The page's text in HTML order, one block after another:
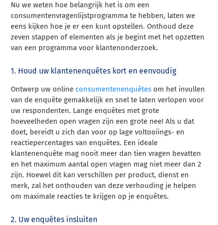
Nu we weten hoe belangrijk het is om een
consumentenvragenlijstprogramma te hebben, laten we
eens kijken hoe je er een kunt opstellen. Onthoud deze
zeven stappen of elementen als je begint met het opzetten
van een programma voor klantenonderzoek.
1. Houd uw klantenenquêtes kort en eenvoudig
Ontwerp uw online consumentenenquêtes om het invullen
van de enquête gemakkelijk en snel te laten verlopen voor
uw respondenten. Lange enquêtes met grote
hoeveelheden open vragen zijn een grote nee! Als u dat
doet, bereidt u zich dan voor op lage voltooiings- en
reactiepercentages van enquêtes. Een ideale
klantenenquête mag nooit meer dan tien vragen bevatten
en het maximum aantal open vragen mag niet meer dan 2
zijn. Hoewel dit kan verschillen per product, dienst en
merk, zal het onthouden van deze verhouding je helpen
om maximale reacties te krijgen op je enquêtes.
2. Uw enquêtes insluiten